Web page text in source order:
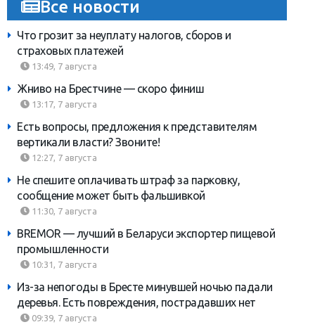
Все новости
Что грозит за неуплату налогов, сборов и
страховых платежей
13:49, 7 августа
Жниво на Брестчине — скоро финиш
13:17, 7 августа
Есть вопросы, предложения к представителям
вертикали власти? Звоните!
12:27, 7 августа
Не спешите оплачивать штраф за парковку,
сообщение может быть фальшивкой
11:30, 7 августа
BREMOR — лучший в Беларуси экспортер пищевой
промышленности
10:31, 7 августа
Из-за непогоды в Бресте минувшей ночью падали
деревья. Есть повреждения, пострадавших нет
09:39, 7 августа